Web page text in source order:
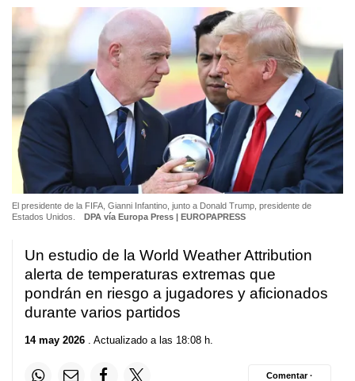
El presidente de la FIFA, Gianni Infantino, junto a Donald Trump, presidente de
Estados Unidos.
DPA vía Europa Press | EUROPAPRESS
Un estudio de la World Weather Attribution
alerta de temperaturas extremas que
pondrán en riesgo a jugadores y aficionados
durante varios partidos
14 may 2026 . Actualizado a las 18:08 h.
Comentar ·